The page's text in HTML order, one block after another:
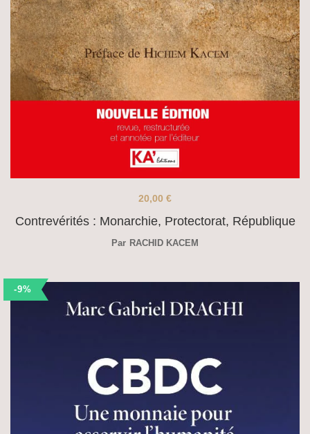
Contrevérités : Monarchie, Protectorat, République
20,00 €
Par RACHID KACEM
-9%